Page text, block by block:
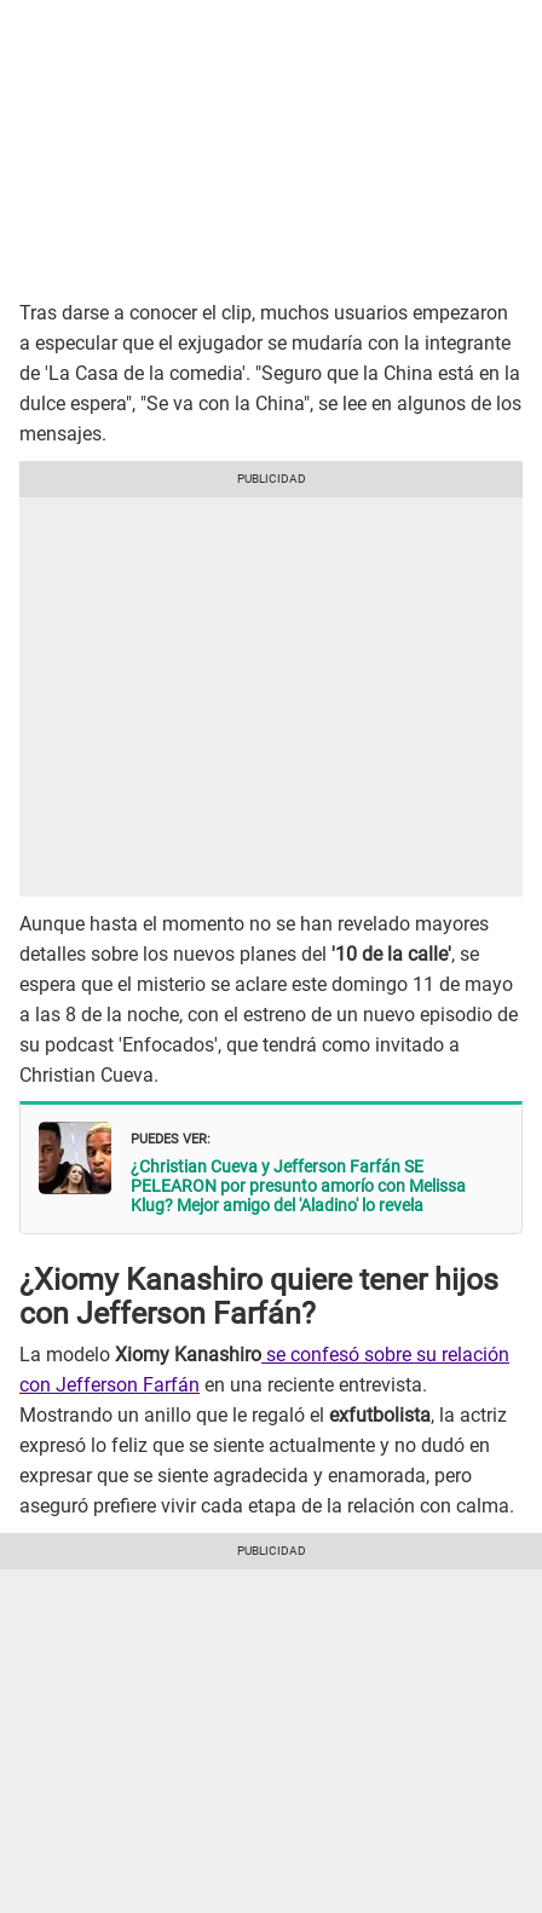
Tras darse a conocer el clip, muchos usuarios empezaron
a especular que el exjugador se mudaría con la integrante
de 'La Casa de la comedia'. "Seguro que la China está en la
dulce espera", "Se va con la China", se lee en algunos de los
mensajes.
Aunque hasta el momento no se han revelado mayores
detalles sobre los nuevos planes del '10 de la calle', se
espera que el misterio se aclare este domingo 11 de mayo
a las 8 de la noche, con el estreno de un nuevo episodio de
su podcast 'Enfocados', que tendrá como invitado a
Christian Cueva.
PUEDES VER:
¿Christian Cueva y Jefferson Farfán SE
PELEARON por presunto amorío con Melissa
Klug? Mejor amigo del 'Aladino' lo revela
¿Xiomy Kanashiro quiere tener hijos
con Jefferson Farfán?
La modelo Xiomy Kanashiro se confesó sobre su relación
con Jefferson Farfán en una reciente entrevista.
Mostrando un anillo que le regaló el exfutbolista, la actriz
expresó lo feliz que se siente actualmente y no dudó en
expresar que se siente agradecida y enamorada, pero
aseguró prefiere vivir cada etapa de la relación con calma.